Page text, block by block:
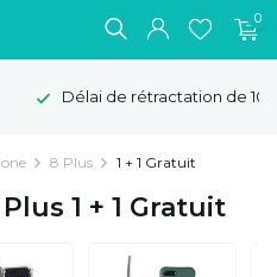
0
de 100 jours
8 Plus 1 + 1 Gratuit
1 + 1 Gratuit